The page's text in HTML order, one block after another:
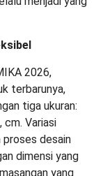
2026,
terbarunya,
tiga ukuran:
Variasi
proses desain
dimensi yang
yang